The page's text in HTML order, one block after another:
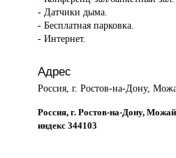
- Датчики дыма.
- Бесплатная парковка.
- Интернет.
Адрес
Россия, г. Ростов-на-Дону,
Россия, г. Ростов-на-Дону,
индекс 344103